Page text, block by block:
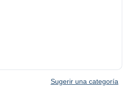
Sugerir una categoría